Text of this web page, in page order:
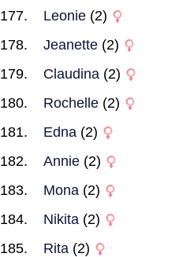
Leonie (2)
Jeanette (2)
Claudina (2)
Rochelle (2)
Edna (2)
Annie (2)
Mona (2)
Nikita (2)
Rita (2)